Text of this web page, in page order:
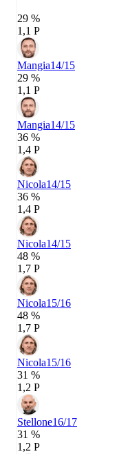
29 %
1,1 P
Mangia14/15
29 %
1,1 P
Mangia14/15
36 %
1,4 P
Nicola14/15
36 %
1,4 P
Nicola14/15
48 %
1,7 P
Nicola15/16
48 %
1,7 P
Nicola15/16
31 %
1,2 P
Stellone16/17
31 %
1,2 P